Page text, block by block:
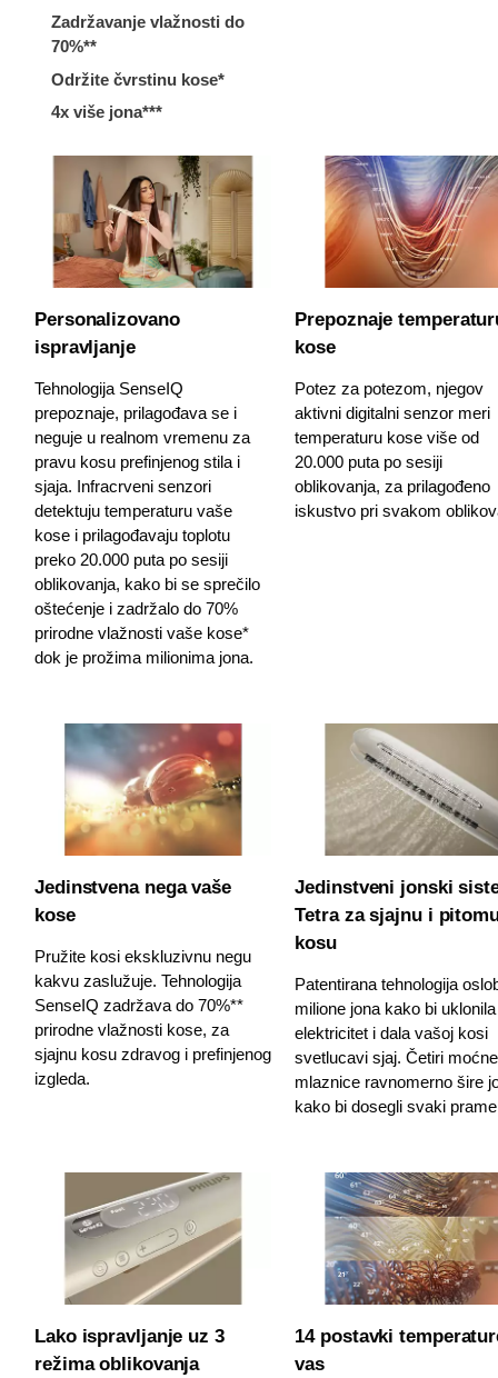
Zadržavanje vlažnosti do
70%**
Održite čvrstinu kose*
4x više jona***
Personalizovano
ispravljanje
Tehnologija SenseIQ
prepoznaje, prilagođava se i
neguje u realnom vremenu za
pravu kosu prefinjenog stila i
sjaja. Infracrveni senzori
detektuju temperaturu vaše
kose i prilagođavaju toplotu
preko 20.000 puta po sesiji
oblikovanja, kako bi se sprečilo
oštećenje i zadržalo do 70%
prirodne vlažnosti vaše kose*
dok je prožima milionima jona.
Prepoznaje
kose
Potez za potezom, njegov
aktivni digitalni senzor meri
temperaturu kose više od
20.000 puta po sesiji
oblikovanja, za prilagođeno
iskustvo pri svakom
Jedinstvena nega vaše
kose
Pružite kosi ekskluzivnu negu
kakvu zaslužuje. Tehnologija
SenseIQ zadržava do 70%**
prirodne vlažnosti kose, za
sjajnu kosu zdravog i prefinjenog
izgleda.
Jedinstveni jonski
Tetra za sjajnu i
kosu
Patentirana tehnologija
milione jona kako bi uklonila
elektricitet i dala vašoj kosi
svetlucavi sjaj. Četiri moćne
mlaznice ravnomerno šire
kako bi dosegli svaki
Lako ispravljanje uz 3
režima oblikovanja
14 postavki
vas